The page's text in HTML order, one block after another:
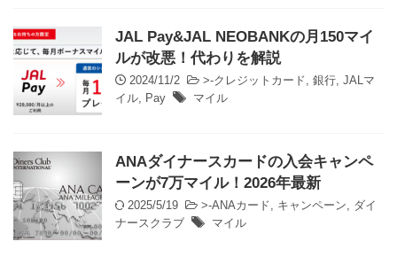
JAL Pay&JAL NEOBANKの月150マイ
ルが改悪！代わりを解説
2024/11/2 >-クレジットカード, 銀行, JALマ
イル, Pay マイル
ANAダイナースカードの入会キャンペ
ーンが7万マイル！2026年最新
2025/5/19 >-ANAカード, キャンペーン, ダイ
ナースクラブ
マイル